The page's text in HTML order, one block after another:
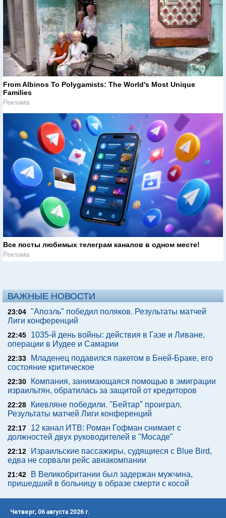
From Albinos To Polygamists: The World's Most Unique
Families
Реклама
Все посты любимых телеграм каналов в одном месте!
Реклама
ВАЖНЫЕ НОВОСТИ
23:04 "Апоэль" победил поляков. Результаты матчей
Лиги конференций
22:45
1035-й день войны: действия в Газе и Ливане,
операции в Иудее и Самарии
22:33
Младенец подавился пакетом в Бней-Браке, его
состояние критическое
22:30
Компания, занимающаяся помощью в эмиграции
израильтян, обратилась за защитой от кредиторов
22:28
Киевляне победили. "Бейтар" проиграл.
Результаты матчей Лиги конференций
22:17
12 канал ИТВ: Роман Гофман снимает с
должностей двух руководителей в "Мосаде"
22:12
Израильские пассажиры, судящиеся с Blue Bird,
едва не сорвали рейс авиакомпании
21:42
В Великобритании был задержан мужчина,
пришедший в больницу в образе смерти с косой
Четверг, 06 августа 2026 г.